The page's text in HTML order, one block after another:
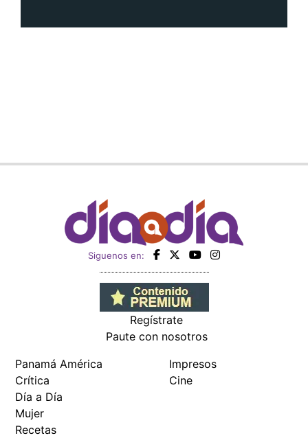
Siguenos en:
Regístrate
Paute con nosotros
Panamá América
Crítica
Día a Día
Mujer
Recetas
Impresos
Cine